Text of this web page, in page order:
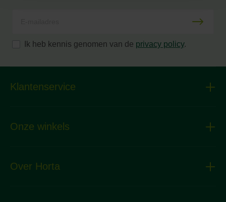
Ik heb kennis genomen van de privacy policy.
Klantenservice
Onze winkels
Over Horta